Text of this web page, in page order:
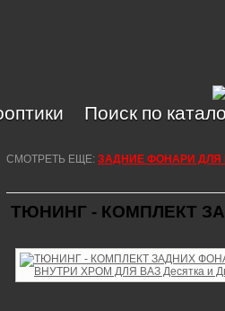
Поиск по
СМОТРЕТЬ ЕЩЕ: ЗАДНИЕ ФОНАРИ ДЛЯ
ТЮНИНГ - КОМПЛЕКТ